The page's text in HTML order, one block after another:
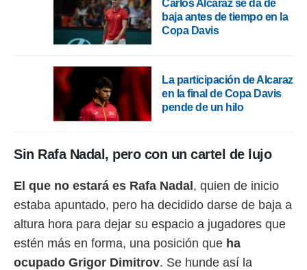
la
el
de
o a través
de
de
de
Carlos Alcaraz se da de
baja antes de tiempo en la
Copa Davis
La participación de Alcaraz
en la final de Copa Davis
pende de un hilo
Sin Rafa Nadal, pero con un cartel de lujo
El que no estará es Rafa Nadal , quien de inicio
estaba apuntado, pero ha decidido darse de baja a
altura hora para dejar su espacio a jugadores que
estén más en forma, una posición que ha
ocupado Grigor Dimitrov. Se hunde así la